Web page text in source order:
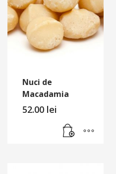
Nuci de
Macadamia
52.00 lei